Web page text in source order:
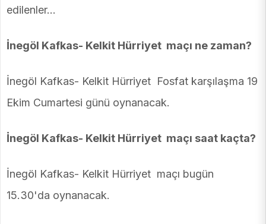
edilenler…
İnegöl Kafkas- Kelkit Hürriyet maçı ne zaman?
İnegöl Kafkas- Kelkit Hürriyet Fosfat karşılaşma 19
Ekim Cumartesi günü oynanacak.
İnegöl Kafkas- Kelkit Hürriyet maçı saat kaçta?
İnegöl Kafkas- Kelkit Hürriyet maçı bugün
15.30'da oynanacak.